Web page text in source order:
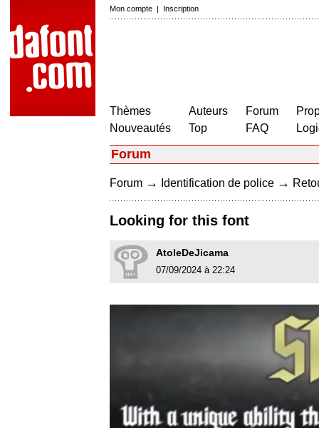
Mon compte | Inscription
Thèmes
Nouveautés
Auteurs
Top
Forum
FAQ
Forum
Forum → Identification de police →
Looking for this font
AtoleDeJicama
07/09/2024 à 22:24